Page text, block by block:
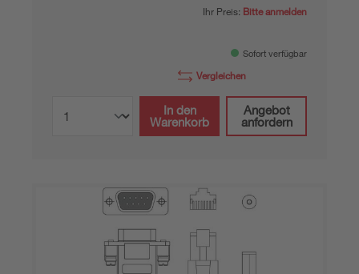
Ihr Preis: Bitte anmelden
Sofort verfügbar
Vergleichen
In den
Warenkorb
Angebot
anfordern